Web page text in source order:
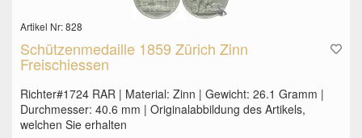
Artikel Nr: 828
Schützenmedaille 1859 Zürich Zinn
Freischiessen
Richter#1724 RAR | Material: Zinn | Gewicht: 26.1 Gramm |
Durchmesser: 40.6 mm | Originalabbildung des Artikels,
welchen Sie erhalten